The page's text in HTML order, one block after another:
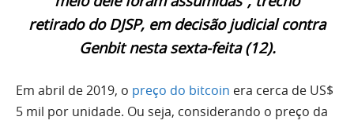
retirado do DJSP, em decisão judicial contra
Genbit nesta sexta-feita (12).
Em abril de 2019, o preço do bitcoin era cerca de US$
5 mil por unidade. Ou seja, considerando o preço da